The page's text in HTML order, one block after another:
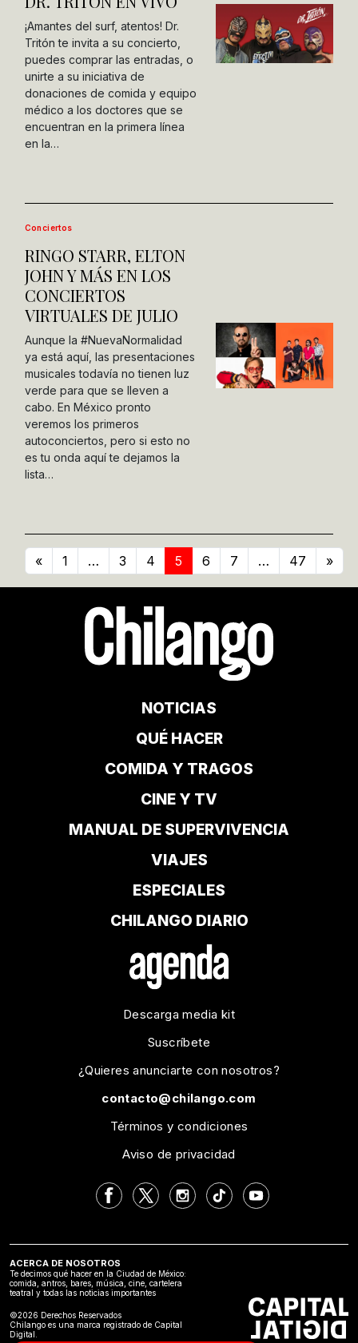
¡Amantes del surf, atentos! Dr.
Tritón te invita a su concierto,
puedes comprar las entradas, o
unirte a su iniciativa de
donaciones de comida y equipo
médico a los doctores que se
encuentran en la primera línea
en la…
Conciertos
RINGO STARR, ELTON
JOHN Y MÁS EN LOS
CONCIERTOS
VIRTUALES DE JULIO
Aunque la #NuevaNormalidad
ya está aquí, las presentaciones
musicales todavía no tienen luz
verde para que se lleven a
cabo. En México pronto
veremos los primeros
autoconciertos, pero si esto no
es tu onda aquí te dejamos la
lista…
« 1 … 3 4 5 6 7 … 47 »
NOTICIAS
QUÉ HACER
COMIDA Y TRAGOS
CINE Y TV
MANUAL DE SUPERVIVENCIA
VIAJES
ESPECIALES
CHILANGO DIARIO
Descarga media kit
Suscríbete
¿Quieres anunciarte con nosotros?
contacto@chilango.com
Términos y condiciones
Aviso de privacidad
ACERCA DE NOSOTROS
Te decimos qué hacer en la Ciudad de México:
comida, antros, bares, música, cine, cartelera
teatral y todas las noticias importantes
©2026 Derechos Reservados
Chilango es una marca registrado de Capital
Digital.